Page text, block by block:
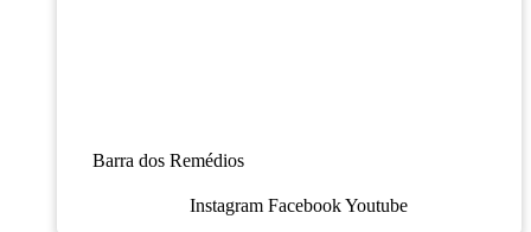
Barra dos Remédios
Instagram Facebook Youtube